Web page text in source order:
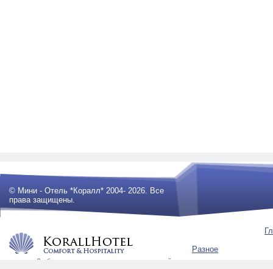
© Мини - Отель *Коралл* 2004- 2026. Все
права защищены.
Любое использование материалов сайта
Разное